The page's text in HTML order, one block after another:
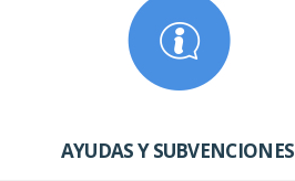
AYUDAS Y SUBVENCIONES